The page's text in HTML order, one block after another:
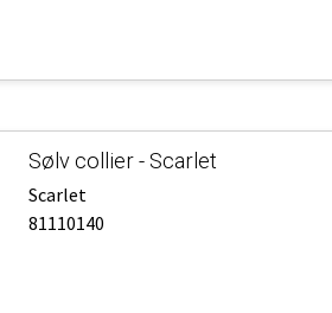
Sølv collier - Scarlet
Scarlet
81110140